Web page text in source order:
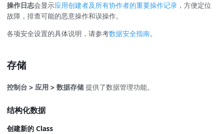
操作日志会显示应用创建者及所有协作者的重要操作记录 ，方便定位
故障，排查可能的恶意操作和误操作。
各项安全设置的具体说明，请参考数据安全指南。
存储
控制台 > 应用 > 数据存储 提供了数据管理功能。
结构化数据
创建新的 Class